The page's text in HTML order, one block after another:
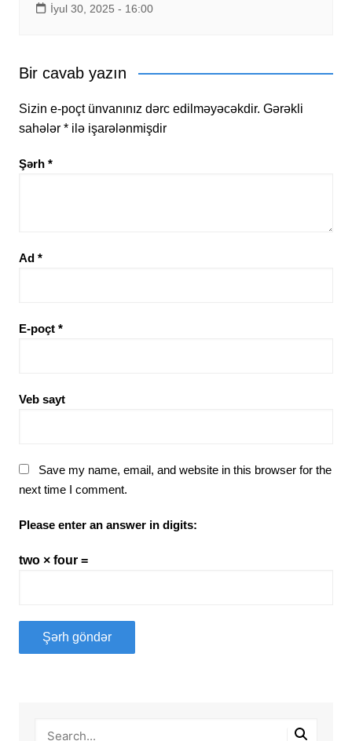
İyul 30, 2025 - 16:00
Bir cavab yazın
Sizin e-poçt ünvanınız dərc edilməyəcəkdir. Gərəkli
sahələr *ilə işarələnmişdir
Şərh *
Ad *
E-poçt *
Veb sayt
Save my name, email, and website in this browser for the
next time I comment.
Please enter an answer in digits:
two × four =